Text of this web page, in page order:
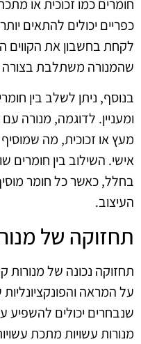
חומרים כמו זכוכית או
כפריים יכולים להתאים
לקחת בחשבון את הקווים
שהמנורה משתלבת בצורה
בנוסף, ניתן לשלב בין
ומעניין. לדוגמה, מנורה
מעץ או זכוכית, מה
אישי. השילוב בין חומרים
בחלל, כאשר כל חומר
העיצוב.
תחזוקה של
תחזוקה נכונה של מנורות
על המראה
שנבחרים יכולים להשפיע
מנורות עשויות מתכת